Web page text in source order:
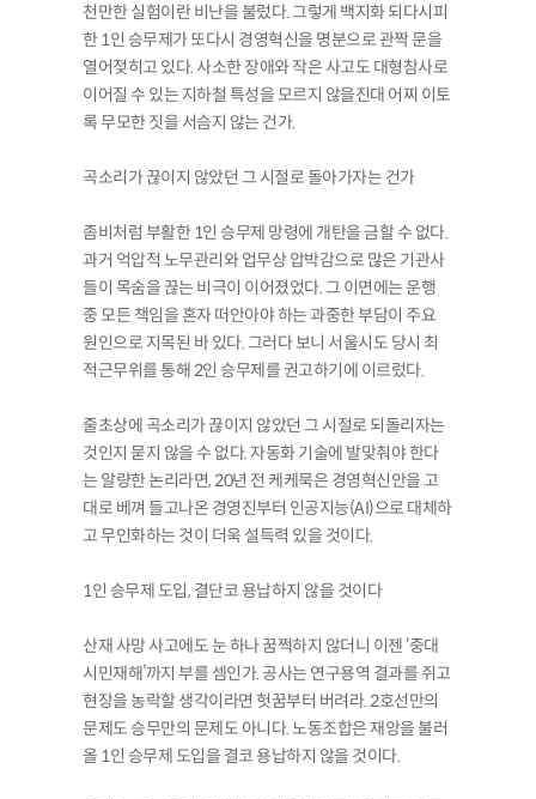
천만한 실험이란 비난을 불렀다. 그렇게 백지화 되다시피
한 1인 승무제가 또다시 경영혁신을 명분으로 관짝 문을
열어젖히고 있다. 사소한 장애와 작은 사고도 대형참사로
이어질 수 있는 지하철 특성을 모르지 않을진대 어찌 이토
록 무모한 짓을 서슴지 않는 건가.
곡소리가 끊이지 않았던 그 시절로 돌아가자는 건가
좀비처럼 부활한 1인 승무제 망령에 개탄을 금할 수 없다.
과거 억압적 노무관리와 업무상 압박감으로 많은 기관사
들이 목숨을 끊는 비극이 이어졌었다. 그 이면에는 운행
중 모든 책임을 혼자 떠안아야 하는 과중한 부담이 주요
원인으로 지목된 바 있다. 그러다 보니 서울시도 당시 최
적근무위를 통해 2인 승무제를 권고하기에 이르렀다.
줄초상에 곡소리가 끊이지 않았던 그 시절로 되돌리자는
것인지 묻지 않을 수 없다. 자동화 기술에 발맞춰야 한다
는 알량한 논리라면, 20년 전 케케묵은 경영혁신안을 고
대로 베껴 들고나온 경영진부터 인공지능(AI)으로 대체하
고 무인화하는 것이 더욱 설득력 있을 것이다.
1인 승무제 도입, 결단코 용납하지 않을 것이다
산재 사망 사고에도 눈 하나 꿈쩍하지 않더니 이젠 ‘중대
시민재해’까지 부를 셈인가. 공사는 연구용역 결과를 쥐고
현장을 농락할 생각이라면 헛꿈부터 버려라. 2호선만의
문제도 승무만의 문제도 아니다. 노동조합은 재앙을 불러
올 1인 승무제 도입을 결코 용납하지 않을 것이다.